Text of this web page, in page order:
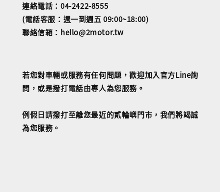
連絡電話：04-2422-8555
(電話客服：週一到週五 09:00~18:00)
聯絡信箱：hello@2motor.tw
若您對車輛或服務有任何問題，歡迎加入官方Line詢
問，或是撥打電話由專人為您服務。
例假日請撥打至離您最近的貳輪嶼門市，我們將竭誠
為您服務。